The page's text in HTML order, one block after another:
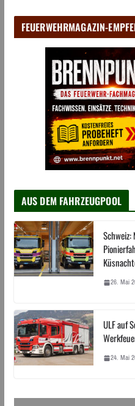
FEUERWEHRMAGAZIN-
AUS DEM FAHRZEUGPOOL
Schweiz:
26. Mai
ULF auf
24. Mai